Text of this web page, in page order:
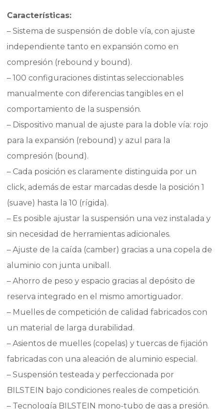
Características:
– Sistema de suspensión de doble vía, con ajuste
independiente tanto en expansión como en
compresión (rebound y bound).
– 100 configuraciones distintas seleccionables
manualmente con diferencias tangibles en el
comportamiento de la suspensión.
– Dispositivo manual de ajuste para la doble vía: rojo
para la expansión (rebound) y azul para la
compresión (bound).
– Cada posición es claramente distinguida por un
click, además de estar marcadas desde la posición 1
(suave) hasta la 10 (rígida).
– Es posible ajustar la suspensión una vez instalada y
sin necesidad de herramientas adicionales.
– Ajuste de la caída (camber) gracias a una copela de
aluminio con junta uniball.
– Ahorro de peso y espacio gracias al depósito de
reserva integrado en el mismo amortiguador.
– Muelles de competición de calidad fabricados con
un material de larga durabilidad.
– Asientos de muelles (copelas) y tuercas de fijación
fabricadas con una aleación de aluminio especial.
– Suspensión testeada y perfeccionada por
BILSTEIN bajo condiciones reales de competición.
– Tecnología BILSTEIN mono-tubo de gas a presión.